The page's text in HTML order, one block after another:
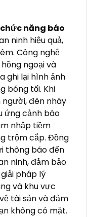
năng báo
ninh hiệu quả,
Công nghệ
ngoại và
ghi lại hình ảnh
bóng tối. Khi
đèn nháy
ứng cảnh báo
nhập tiềm
trộm cắp. Đồng
thông báo đến
ninh, đảm bảo
pháp lý
và khu vực
tài sản và đảm
không có mặt.